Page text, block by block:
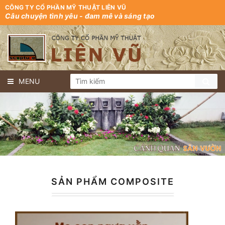
CÔNG TY CỔ PHẦN MỸ THUẬT LIÊN VŨ
Câu chuyện tình yêu - đam mê và sáng tạo
MENU
SẢN PHẨM COMPOSITE